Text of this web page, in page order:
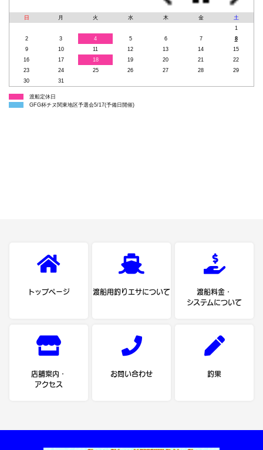
日 月 火 水 木 金
土
1
2
3 4 5 6 7
8
9
10 11 12 13 14
15
16
17 18 19 20 21
22
23
24 25 26 27 28
29
30
31
渡船定休日
GFG杯チヌ関東地区予選会5/17(予備日開催)
トップページ 渡船用釣りエサについて
渡船料金・
システムについて
店舗案内・
アクセス
お問い合わせ 釣果